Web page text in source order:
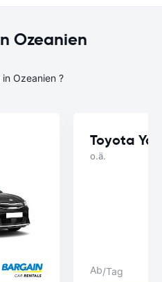
Ozeanien
Ozeanien ?
Toyota
o.ä.
Ab/Tag